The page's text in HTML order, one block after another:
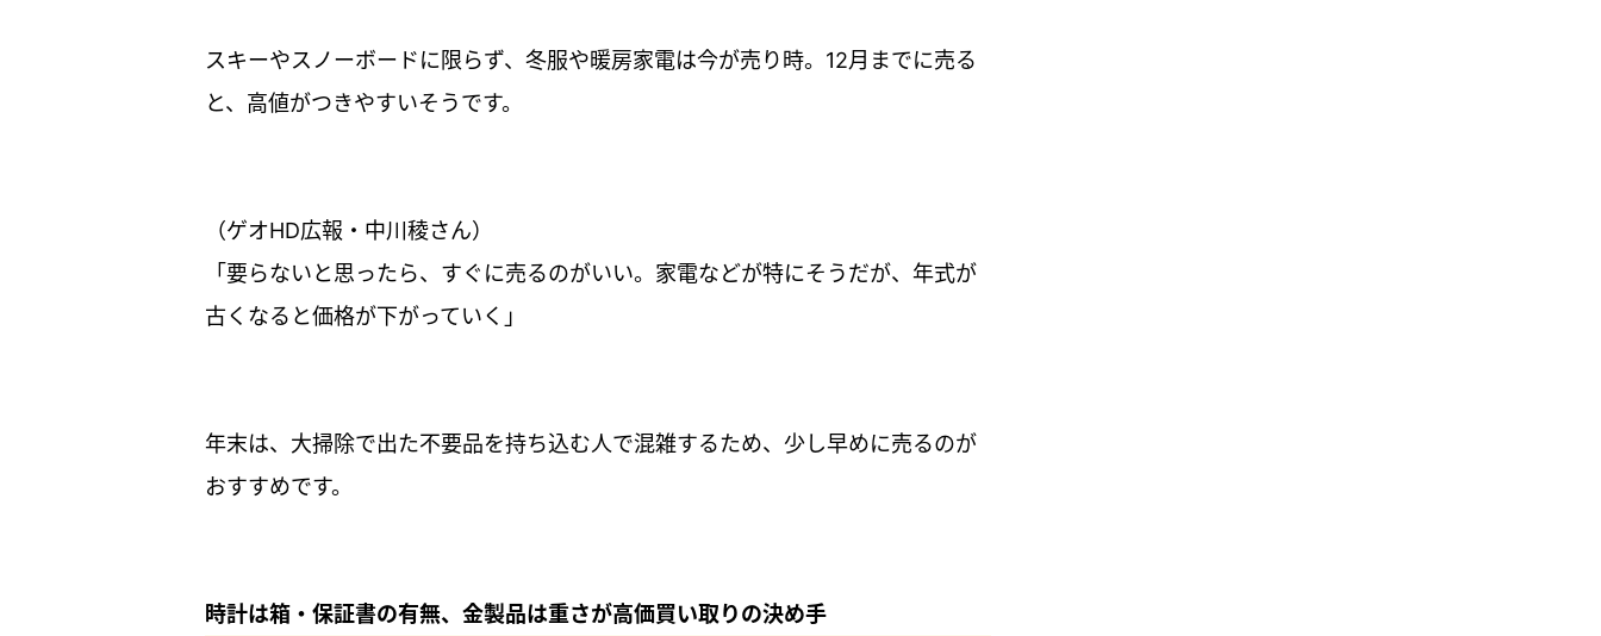
スキーやスノーボードに限らず、冬服や暖房家電は今が売り時。12月までに売る
と、高値がつきやすいそうです。
（ゲオHD広報・中川稜さん）
「要らないと思ったら、すぐに売るのがいい。家電などが特にそうだが、年式が
古くなると価格が下がっていく」
年末は、大掃除で出た不要品を持ち込む人で混雑するため、少し早めに売るのが
おすすめです。
時計は箱・保証書の有無、金製品は重さが高価買い取りの決め手